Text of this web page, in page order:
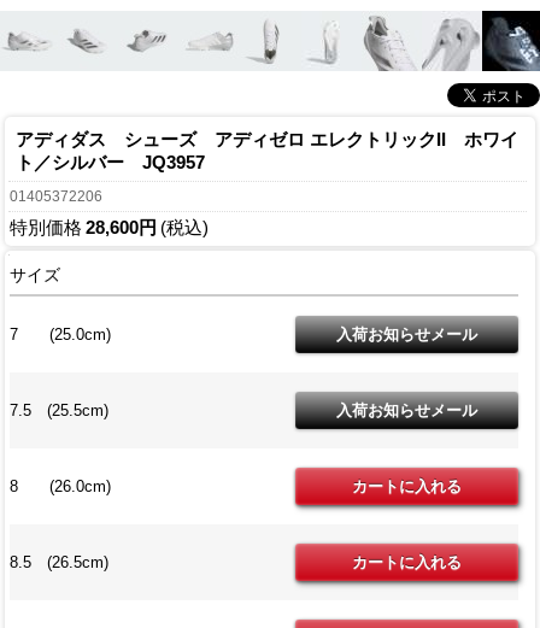
アディダス シューズ アディゼロ エレクトリックII ホワイ
ト／シルバー JQ3957
01405372206
特別価格 28,600円 (税込)
サイズ
7 (25.0cm)
7.5 (25.5cm)
8 (26.0cm)
8.5 (26.5cm)